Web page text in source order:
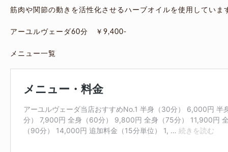
筋肉や関節の動きを活性化させるハーブオイルを使用していま
アーユルヴェーダ60分 ￥9,400-
メニュー一覧